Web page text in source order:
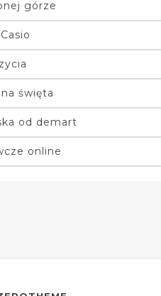
górze
święta
od demart
online